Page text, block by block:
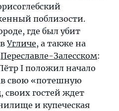
поблизости.
где был убит
Угличе, а также на
Переславле-Залесском:
I положил начало
свою «потешную
гостей ждет
и купеческая